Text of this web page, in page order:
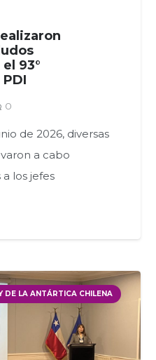
93°
0
de 2026, diversas
a cabo
los jefes
DE LA ANTÁRTICA CHILENA